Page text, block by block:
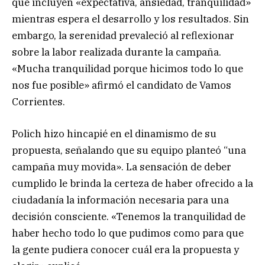
mientras espera el desarrollo y los resultados. Sin
embargo, la serenidad prevaleció al reflexionar
sobre la labor realizada durante la campaña.
«Mucha tranquilidad porque hicimos todo lo que
nos fue posible» afirmó el candidato de Vamos
Corrientes.
Polich hizo hincapié en el dinamismo de su
propuesta, señalando que su equipo planteó “una
campaña muy movida». La sensación de deber
cumplido le brinda la certeza de haber ofrecido a la
ciudadanía la información necesaria para una
decisión consciente. «Tenemos la tranquilidad de
haber hecho todo lo que pudimos como para que
la gente pudiera conocer cuál era la propuesta y